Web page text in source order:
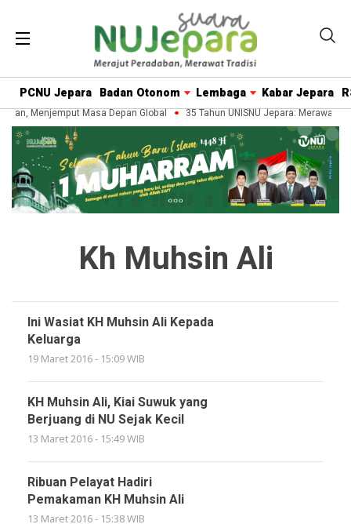
PCNU Jepara Badan Otonom Lembaga Kabar Jepara
Menjemput Masa Depan Global 35 Tahun UNISNU Jepara: Merawat
Kh Muhsin Ali
Ini Wasiat KH Muhsin Ali Kepada
Keluarga
19 Maret 2016 - 15:09 WIB
KH Muhsin Ali, Kiai Suwuk yang
Berjuang di NU Sejak Kecil
13 Maret 2016 - 15:49 WIB
Ribuan Pelayat Hadiri
Pemakaman KH Muhsin Ali
13 Maret 2016 - 15:38 WIB